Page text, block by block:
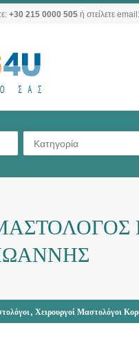
+30 215 0000 505 ή στείλετε email:
Κατηγορία
, Χειρουργοί Μαστολόγοι